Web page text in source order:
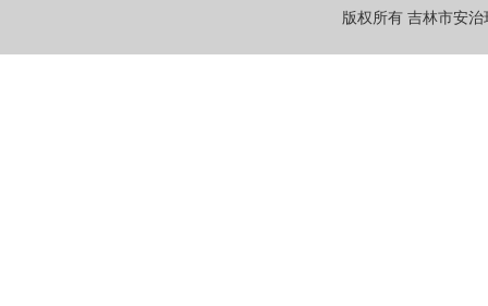
版权所有 吉林市安